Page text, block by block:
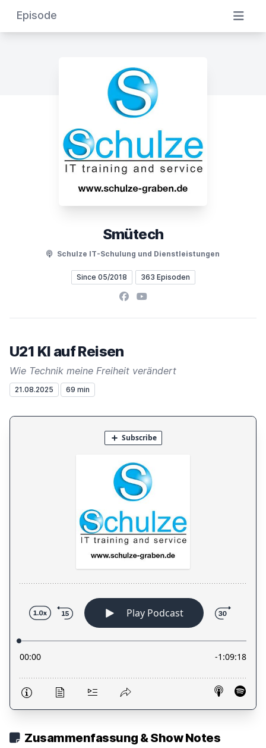
Episode
Smütech
Schulze IT-Schulung und Dienstleistungen
Since 05/2018 363 Episoden
Facebook
YouTube
U21 KI auf Reisen
Wie Technik meine Freiheit verändert
21.08.2025 69 min
Zusammenfassung & Show Notes